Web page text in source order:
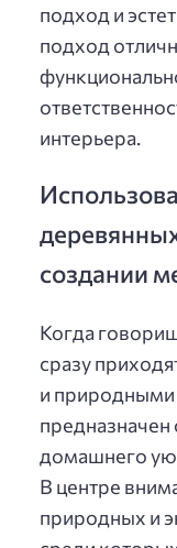
подход и
подход
интерьера.
создании
Когда
сразу
и природными
домашнего
В центре
природных и